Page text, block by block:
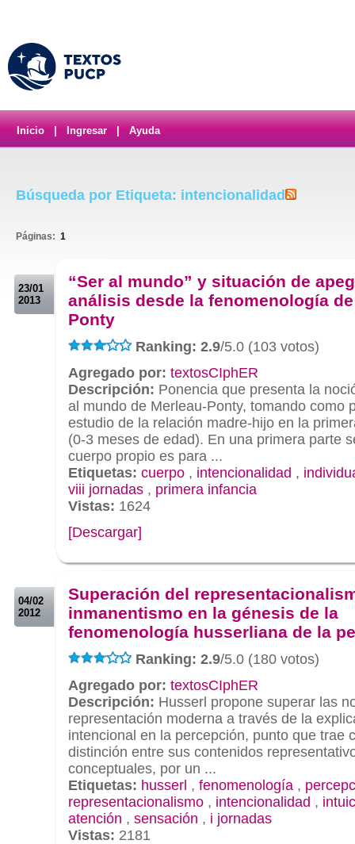
Inicio Ingresar Ayuda
Búsqueda por Etiqueta: intencionalidad
Páginas: 1
23/01
2013
“Ser al mundo” y situación de
análisis desde la fenomenología
Ponty
Ranking: 2.9/5.0 (103 votos)
Agregado por: textosCIphER
Descripción: Ponencia que presenta la
al mundo de Merleau-Ponty, tomando como
estudio de la relación madre-hijo en la
(0-3 meses de edad). En una primera parte
cuerpo propio es para ...
Etiquetas: cuerpo , intencionalidad ,
viii jornadas , primera infancia
Vistas: 1624
[Descargar]
04/02
2012
Superación del
inmanentismo en la génesis de la
fenomenología husserliana de la
Ranking: 2.9/5.0 (180 votos)
Agregado por: textosCIphER
Descripción: Husserl propone superar las
representación moderna a través de la
intencional en la percepción, punto que trae
distinción entre sus contenidos
conceptuales, por un ...
Etiquetas: husserl , fenomenología ,
representacionalismo , intencionalidad ,
atención , sensación , i jornadas
Vistas: 2181